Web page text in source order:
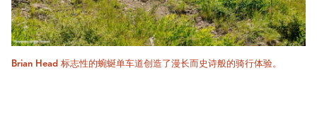
Brian Head 标志性的蜿蜒单车道创造了漫长而史诗般的骑行体验。